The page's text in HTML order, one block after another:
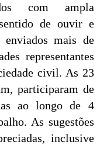
com ampla
de ouvir e
enviados mais de
representantes
civil. As 23
participaram de
ao longo de 4
As sugestões
inclusive